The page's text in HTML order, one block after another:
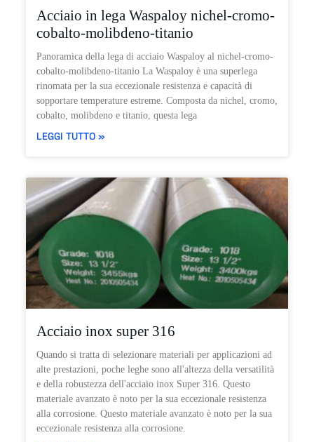
Acciaio in lega Waspaloy nichel-cromo-
cobalto-molibdeno-titanio
Panoramica della lega di acciaio Waspaloy al nichel-cromo-
cobalto-molibdeno-titanio La Waspaloy è una superlega
rinomata per la sua eccezionale resistenza e capacità di
sopportare temperature estreme. Composta da nichel, cromo,
cobalto, molibdeno e titanio, questa lega
LEGGI TUTTO »
Acciaio inox super 316
Quando si tratta di selezionare materiali per applicazioni ad
alte prestazioni, poche leghe sono all'altezza della versatilità
e della robustezza dell'acciaio inox Super 316. Questo
materiale avanzato è noto per la sua eccezionale resistenza
alla corrosione. Questo materiale avanzato è noto per la sua
eccezionale resistenza alla corrosione.